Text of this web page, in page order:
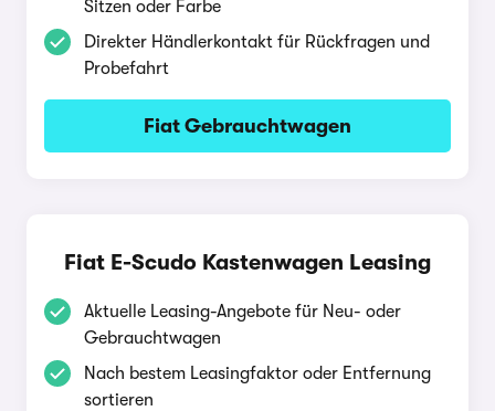
Sitzen oder Farbe
Direkter Händlerkontakt für Rückfragen und
Probefahrt
Fiat Gebrauchtwagen
Fiat E-Scudo Kastenwagen Leasing
Aktuelle Leasing-Angebote für Neu- oder
Gebrauchtwagen
Nach bestem Leasingfaktor oder Entfernung
sortieren